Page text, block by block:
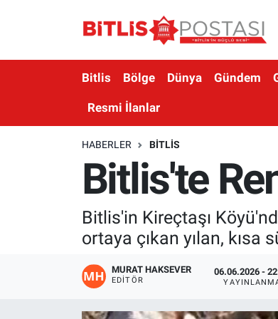
Bitlis Bölge Dünya Gündem
Resmi İlanlar
HABERLER BITLIS
Bitlis'te
Bitlis'in Kireçtaşı
ortaya çıkan yılan, kısa
MURAT HAKSEVER
EDITÖR
06.06.2026 -
Bölge
Ekonomi
Bitlis Trafik Yoğunluk Haritası
Süper Lig Puan Durumu ve Fikstür
Son Dakika Haberleri
Haber Arşivi